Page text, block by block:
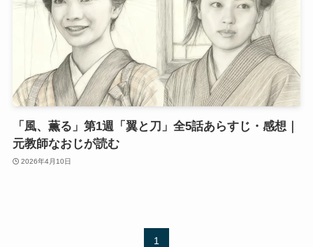
「風、薫る」第1週「翼と刀」全5話あらすじ・感想｜
元教師なおじが読む
2026年4月10日
1